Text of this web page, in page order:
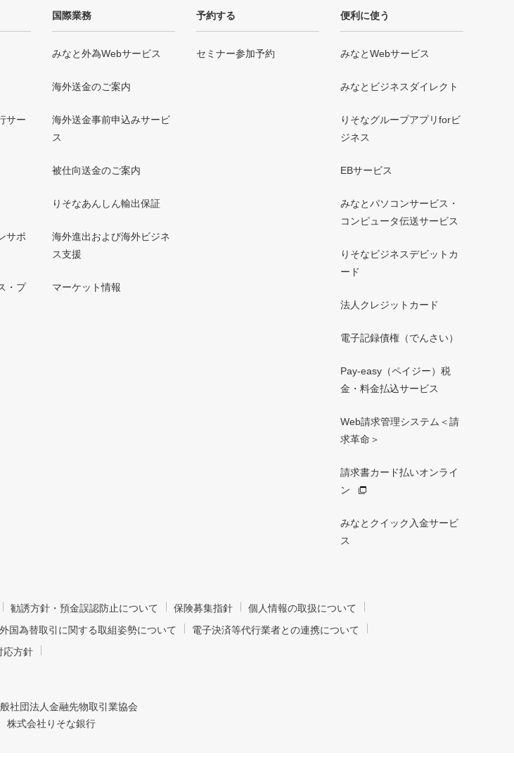
サー
サポ
・プ
国際業務
みなと外為Webサービス
海外送金のご案内
海外送金事前申込みサービ
ス
被仕向送金のご案内
りそなあんしん輸出保証
海外進出および海外ビジネ
ス支援
マーケット情報
予約する
セミナー参加予約
便利に使う
みなとWebサービス
みなとビジネスダイレクト
りそなグループアプリforビ
ジネス
EBサービス
みなとパソコンサービス・
コンピュータ伝送サービス
りそなビジネスデビットカ
ード
法人クレジットカード
電子記録債権（でんさい）
Pay-easy（ペイジー）税
金・料金払込サービス
Web請求管理システム＜請
求革命＞
請求書カード払いオンライ
ン
みなとクイック入金サービ
ス
勧誘方針・預金誤認防止について 保険募集指針
個人情報の取扱について
外国為替取引に関する取組姿勢について
電子決済等代行業者との連携について
応方針
社団法人金融先物取引業協会
株式会社りそな銀行